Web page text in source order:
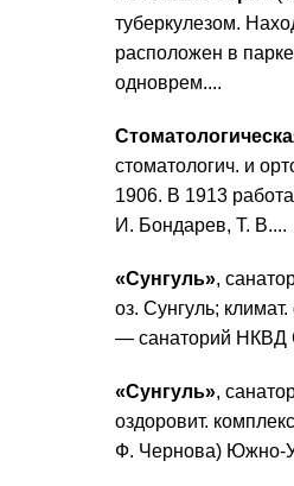
туберкулезом.
расположен в
одноврем....
стоматологич. и
1906. В 1913
И. Бондарев, Т. В....
«Сунгуль»,
оз. Сунгуль;
— санаторий НКВД
«Сунгуль»,
оздоровит.
Ф. Чернова) Южно-